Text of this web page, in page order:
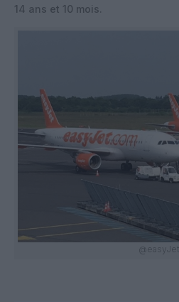
14 ans et 10 mois.
@easyJet